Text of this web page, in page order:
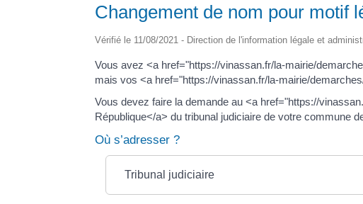
Changement de nom pour motif
Vérifié le 11/08/2021 - Direction de l'information légale et
Vous avez <a href="https://vinassan.fr/la-mairie/
mais vos <a href="https://vinassan.fr/la-mairie/
Vous devez faire la demande au <a href="https://
République</a> du tribunal judiciaire de votre commune
Où s’adresser ?
Tribunal judiciaire